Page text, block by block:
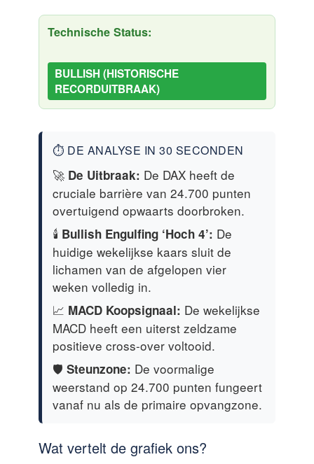
Technische Status:
BULLISH (HISTORISCHE
RECORDUITBRAAK)
⏱️ DE ANALYSE IN 30 SECONDEN
🚀 De Uitbraak: De DAX heeft de
cruciale barrière van 24.700 punten
overtuigend opwaarts doorbroken.
🕯️ Bullish Engulfing ‘Hoch 4’: De
huidige wekelijkse kaars sluit de
lichamen van de afgelopen vier
weken volledig in.
📈 MACD Koopsignaal: De wekelijkse
MACD heeft een uiterst zeldzame
positieve cross-over voltooid.
🛡️ Steunzone: De voormalige
weerstand op 24.700 punten fungeert
vanaf nu als de primaire opvangzone.
Wat vertelt de grafiek ons?